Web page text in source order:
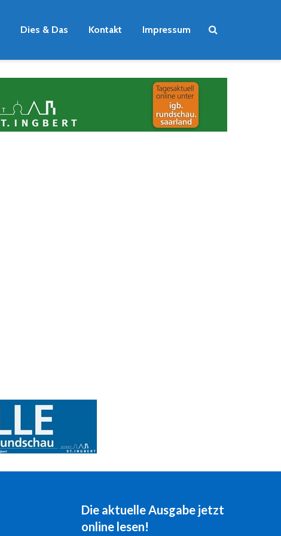
Dies & Das Kontakt Impressum
Die aktuelle Ausgabe jetzt
online lesen!